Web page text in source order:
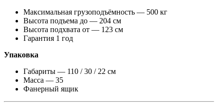
Максимальная грузоподъёмность — 500 кг
Высота подъема до — 204 см
Высота подхвата от — 123 см
Гарантия 1 год
Упаковка
Габариты — 110 / 30 / 22 см
Масса — 35
Фанерный ящик